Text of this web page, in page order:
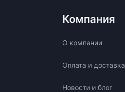
Компания
О компании
Оплата и доставка
Новости и блог